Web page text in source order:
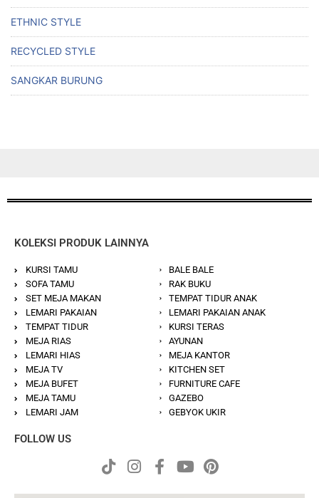
ETHNIC STYLE
RECYCLED STYLE
SANGKAR BURUNG
KOLEKSI PRODUK LAINNYA
KURSI TAMU
SOFA TAMU
SET MEJA MAKAN
LEMARI PAKAIAN
TEMPAT TIDUR
MEJA RIAS
LEMARI HIAS
MEJA TV
MEJA BUFET
MEJA TAMU
LEMARI JAM
BALE BALE
RAK BUKU
TEMPAT TIDUR ANAK
LEMARI PAKAIAN ANAK
KURSI TERAS
AYUNAN
MEJA KANTOR
KITCHEN SET
FURNITURE CAFE
GAZEBO
GEBYOK UKIR
FOLLOW US